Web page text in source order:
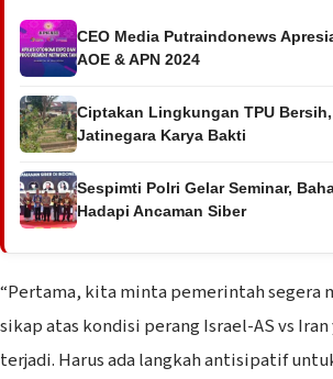
CEO Media Putraindonews
AOE & APN 2024
Ciptakan Lingkungan TPU
Jatinegara Karya Bakti
Sespimti Polri Gelar Seminar,
Hadapi Ancaman Siber
“Pertama, kita minta pemerintah segera
sikap atas kondisi perang Israel-AS vs Iran
terjadi. Harus ada langkah antisipatif